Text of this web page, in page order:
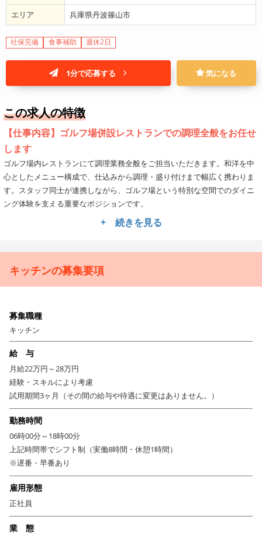
エリア
兵庫県丹波篠山市
社保完備 食事補助 週休2日
1分で応募する 気になる
この求人の特徴
【仕事内容】ゴルフ場併設レストランでの調理全般をお任せ
します
ゴルフ場内レストランにて調理業務全般をご担当いただきます。和洋を中
心としたメニュー構成で、仕込みから調理・盛り付けまで幅広く携わりま
す。スタッフ同士が連携しながら、ゴルフ場という特別な空間でのダイニ
ング体験を支える重要なポジションです。
【活かせる経験】ホテル・レストラン・宴会場での調理経験
飲食業でのキッチン経験がある方は即戦力として活躍できます。和食・洋
食・中華などジャンルは問いません。開放的な空間でお料理を楽しんでい
【働く上での魅力】プライベートを大切にしながら安定して
働ける環境
活リズムが整えやすい環境です。サントリーグループのバックアップのも
と、福利厚生も充実で現場で働く方への配慮が行き届いています。長期的
に腰を据えて働ける職場です。
+ 続きを見る
キッチンの募集要項
募集職種
キッチン
給 与
月給22万円～28万円
経験・スキルにより考慮
試用期間3ヶ月（その間の給与や待遇に変更はありません。）
勤務時間
06時00分～18時00分
上記時間帯でシフト制（実働8時間・休憩1時間）
※遅番・早番あり
雇用形態
正社員
業 態